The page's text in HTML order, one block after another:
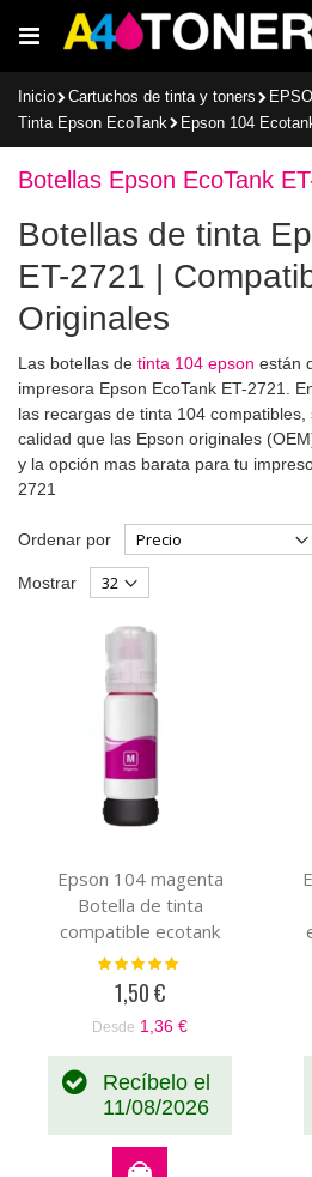
al
Inicio Cartuchos de tinta y toners
Tinta Epson EcoTank
Epson 104
Botellas Epson EcoTank
Botellas de tinta
ET-2721 |
Originales
Las botellas de tinta 104 epson están
impresora Epson EcoTank ET-2721.
las recargas de tinta 104
calidad que las Epson originales
y la opción mas barata para tu
2721
Ordenar por
Mostrar
Epson 104 magenta
Botella de tinta
compatible ecotank
C13T00P340
Valoración:
1,50 €
Desde 1,36 €
Recíbelo el
11/08/2026